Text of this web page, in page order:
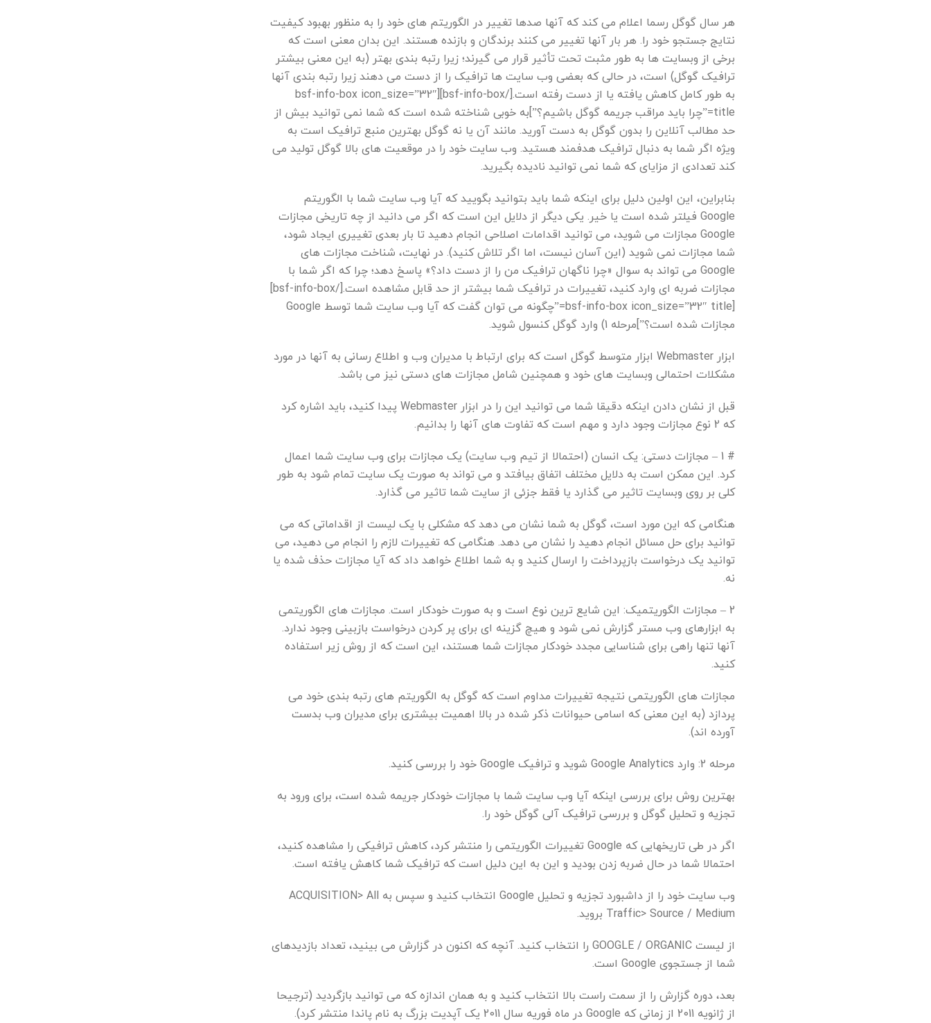
هر سال گوگل رسما اعلام می کند که آنها صدها تغییر در الگوریتم های خود را به منظور بهبود کیفیت
نتایج جستجو خود را. هر بار آنها تغییر می کنند برندگان و بازنده هستند. این بدان معنی است که
برخی از وبسایت ها به طور مثبت تحت تأثیر قرار می گیرند؛ زیرا رتبه بندی بهتر (به این معنی بیشتر
ترافیک گوگل) است، در حالی که بعضی وب سایت ها ترافیک را از دست می دهند زیرا رتبه بندی آنها
به طور کامل کاهش یافته یا از دست رفته است.[/bsf-info-box][bsf-info-box icon_size=”32″
title=”چرا باید مراقب جریمه گوگل باشیم؟”]به خوبی شناخته شده است که شما نمی توانید بیش از
حد مطالب آنلاین را بدون گوگل به دست آورید. مانند آن یا نه گوگل بهترین منبع ترافیک است به
ویژه اگر شما به دنبال ترافیک هدفمند هستید. وب سایت خود را در موقعیت های بالا گوگل تولید می
کند تعدادی از مزایای که شما نمی توانید نادیده بگیرید.
بنابراین، این اولین دلیل برای اینکه شما باید بتوانید بگویید که آیا وب سایت شما با الگوریتم
Google فیلتر شده است یا خیر. یکی دیگر از دلایل این است که اگر می دانید از چه تاریخی مجازات
Google مجازات می شوید، می توانید اقدامات اصلاحی انجام دهید تا بار بعدی تغییری ایجاد شود،
شما مجازات نمی شوید (این آسان نیست، اما اگر تلاش کنید). در نهایت، شناخت مجازات های
Google می تواند به سوال «چرا ناگهان ترافیک من را از دست داد؟» پاسخ دهد؛ چرا که اگر شما با
مجازات ضربه ای وارد کنید، تغییرات در ترافیک شما بیشتر از حد قابل مشاهده است.[/bsf-info-box]
[bsf-info-box icon_size=”32″ title=”چگونه می توان گفت که آیا وب سایت شما توسط Google
مجازات شده است؟”]مرحله 1) وارد گوگل کنسول شوید.
ابزار Webmaster ابزار متوسط ​​گوگل است که برای ارتباط با مدیران وب و اطلاع رسانی به آنها در مورد
مشکلات احتمالی وبسایت های خود و همچنین شامل مجازات های دستی نیز می باشد.
قبل از نشان دادن اینکه دقیقا شما می توانید این را در ابزار Webmaster پیدا کنید، باید اشاره کرد
که 2 نوع مجازات وجود دارد و مهم است که تفاوت های آنها را بدانیم.
# 1 – مجازات دستی: یک انسان (احتمالا از تیم وب سایت) یک مجازات برای وب سایت شما اعمال
کرد. این ممکن است به دلایل مختلف اتفاق بیافتد و می تواند به صورت یک سایت تمام شود به طور
کلی بر روی وبسایت تاثیر می گذارد یا فقط جزئی از سایت شما تاثیر می گذارد.
هنگامی که این مورد است، گوگل به شما نشان می دهد که مشکلی با یک لیست از اقداماتی که می
توانید برای حل مسائل انجام دهید را نشان می دهد. هنگامی که تغییرات لازم را انجام می دهید، می
توانید یک درخواست بازپرداخت را ارسال کنید و به شما اطلاع خواهد داد که آیا مجازات حذف شده یا
نه.
2 – مجازات الگوریتمیک: این شایع ترین نوع است و به صورت خودکار است. مجازات های الگوریتمی
به ابزارهای وب مستر گزارش نمی شود و هیچ گزینه ای برای پر کردن درخواست بازبینی وجود ندارد.
آنها تنها راهی برای شناسایی مجدد خودکار مجازات شما هستند، این است که از روش زیر استفاده
کنید.
مجازات های الگوریتمی نتیجه تغییرات مداوم است که گوگل به الگوریتم های رتبه بندی خود می
پردازد (به این معنی که اسامی حیوانات ذکر شده در بالا اهمیت بیشتری برای مدیران وب بدست
آورده اند).
مرحله 2: وارد Google Analytics شوید و ترافیک Google خود را بررسی کنید.
بهترین روش برای بررسی اینکه آیا وب سایت شما با مجازات خودکار جریمه شده است، برای ورود به
تجزیه و تحلیل گوگل و بررسی ترافیک آلی گوگل خود را.
اگر در طی تاریخهایی که Google تغییرات الگوریتمی را منتشر کرد، کاهش ترافیکی را مشاهده کنید،
احتمالا شما در حال ضربه زدن بودید و این به این دلیل است که ترافیک شما کاهش یافته است.
وب سایت خود را از داشبورد تجزیه و تحلیل Google انتخاب کنید و سپس به ACQUISITION> All
Traffic> Source / Medium بروید.
از لیست GOOGLE / ORGANIC را انتخاب کنید. آنچه که اکنون در گزارش می بینید، تعداد بازدیدهای
شما از جستجوی Google است.
بعد، دوره گزارش را از سمت راست بالا انتخاب کنید و به همان اندازه که می توانید بازگردید (ترجیحا
از ژانویه 2011 از زمانی که Google در ماه فوریه سال 2011 یک آپدیت بزرگ به نام پاندا منتشر کرد).